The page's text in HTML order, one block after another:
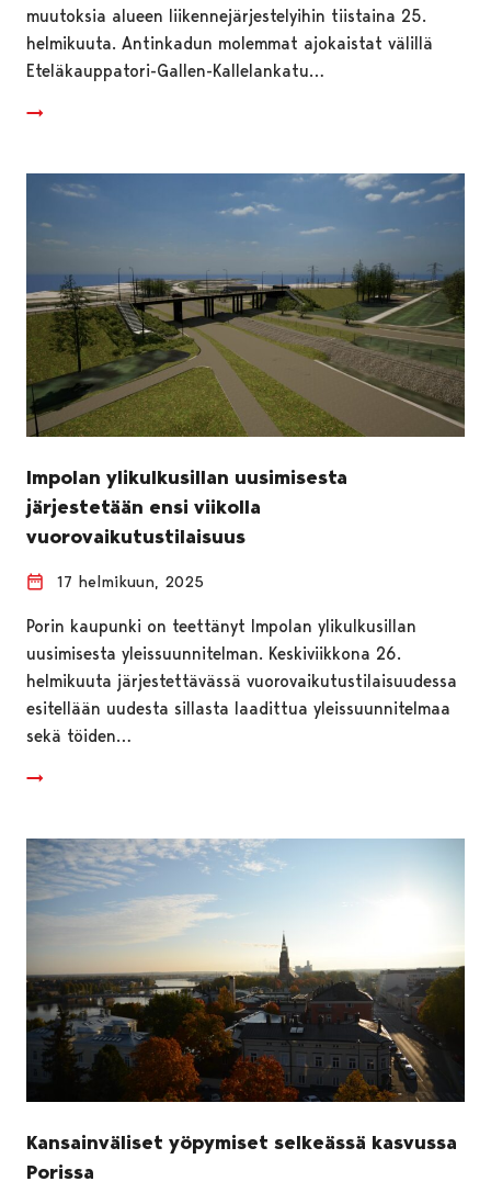
muutoksia alueen liikennejärjestelyihin tiistaina 25.
helmikuuta. Antinkadun molemmat ajokaistat välillä
Eteläkauppatori-Gallen-Kallelankatu…
Impolan ylikulkusillan uusimisesta
järjestetään ensi viikolla
vuorovaikutustilaisuus
17 helmikuun, 2025
Porin kaupunki on teettänyt Impolan ylikulkusillan
uusimisesta yleissuunnitelman. Keskiviikkona 26.
helmikuuta järjestettävässä vuorovaikutustilaisuudessa
esitellään uudesta sillasta laadittua yleissuunnitelmaa
sekä töiden…
Kansainväliset yöpymiset selkeässä kasvussa
Porissa